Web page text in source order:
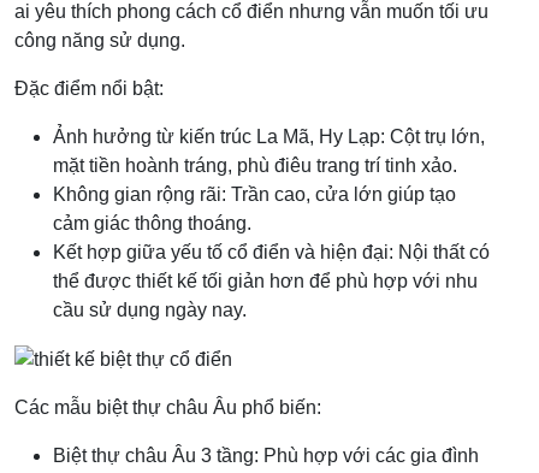
ai yêu thích phong cách cổ điển nhưng vẫn muốn tối ưu
công năng sử dụng.
Đặc điểm nổi bật:
Ảnh hưởng từ kiến trúc La Mã, Hy Lạp: Cột trụ lớn,
mặt tiền hoành tráng, phù điêu trang trí tinh xảo.
Không gian rộng rãi: Trần cao, cửa lớn giúp tạo
cảm giác thông thoáng.
Kết hợp giữa yếu tố cổ điển và hiện đại: Nội thất có
thể được thiết kế tối giản hơn để phù hợp với nhu
cầu sử dụng ngày nay.
Các mẫu biệt thự châu Âu phổ biến:
Biệt thự châu Âu 3 tầng: Phù hợp với các gia đình